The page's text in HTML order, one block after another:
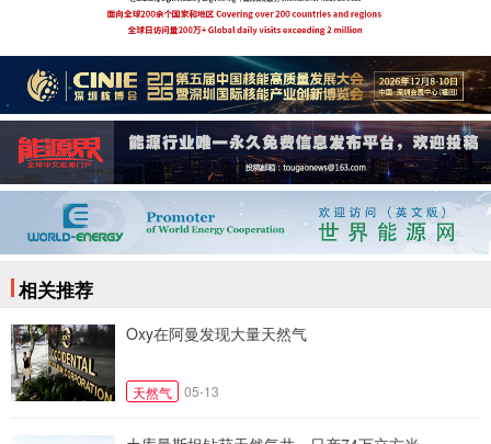
相关推荐
Oxy在阿曼发现大量天然气
天然气 05-13